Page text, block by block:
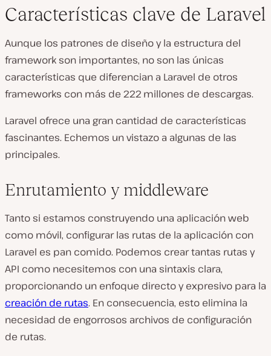
Características clave de Laravel
Aunque los patrones de diseño y la estructura del
framework son importantes, no son las únicas
características que diferencian a Laravel de otros
frameworks con más de 222 millones de descargas.
Laravel ofrece una gran cantidad de características
fascinantes. Echemos un vistazo a algunas de las
principales.
Enrutamiento y middleware
Tanto si estamos construyendo una aplicación web
como móvil, configurar las rutas de la aplicación con
Laravel es pan comido. Podemos crear tantas rutas y
API como necesitemos con una sintaxis clara,
proporcionando un enfoque directo y expresivo para la
creación de rutas. En consecuencia, esto elimina la
necesidad de engorrosos archivos de configuración
de rutas.